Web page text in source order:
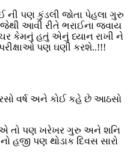
ની પણ કુંડલી જોતા પેહલા ગુરુ
આવી રીતે ભરાઈના જવાય
કેમનું હતું એનું ધ્યાન રાખી ને
પણ ઘણી કરશે..!!!
વર્ષ અને કોઈ કહે છે આઠસો
તો પણ ખરેખર ગુરુ અને શનિ
હજી પણ થોડાક દિવસ સારો